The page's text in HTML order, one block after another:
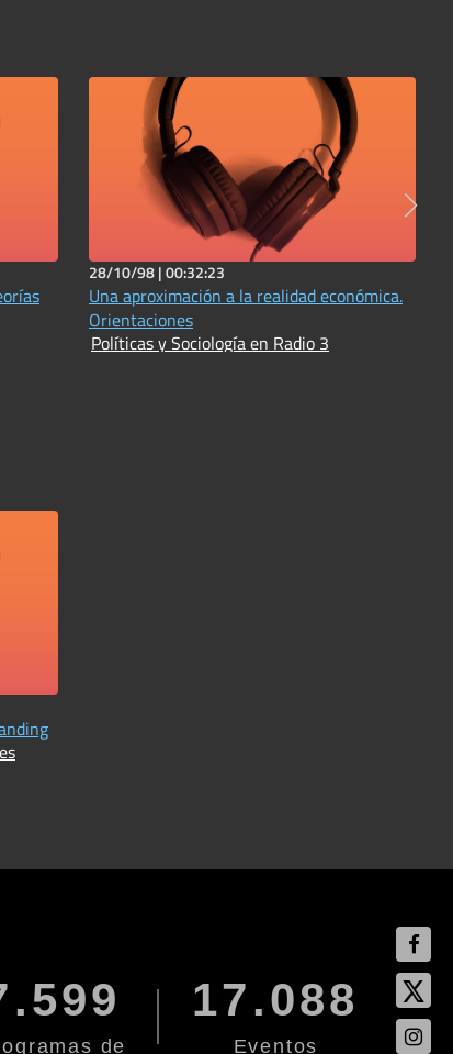
28/10/98 |00:32:23
Una aproximación a la realidad económica.
Orientaciones
Políticas y Sociología en Radio 3
de
17.088
Eventos